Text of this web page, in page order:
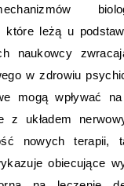
które leżą u
naukowcy
w zdrowiu
mogą wpływać
z układem
nowych terapii,
obiecujące